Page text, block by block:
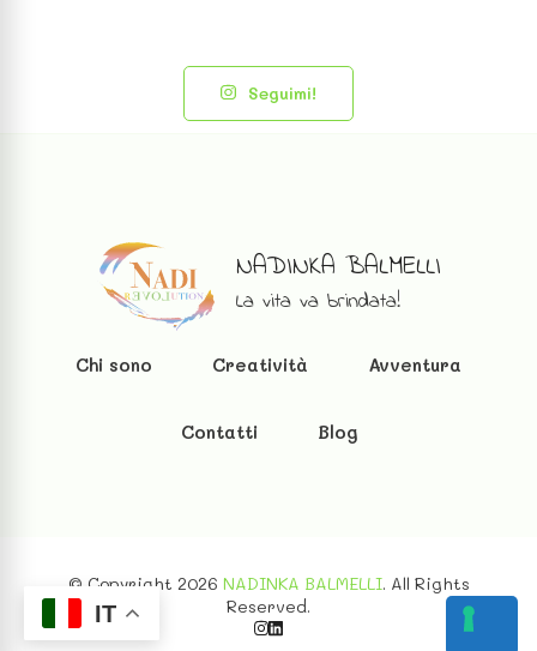
Seguimi!
NADINKA BALMELLI
La vita va brindata!
Chi sono Creatività Avventura
Contatti Blog
© Copyright 2026 NADINKA BALMELLI. All Rights
Reserved.
IT